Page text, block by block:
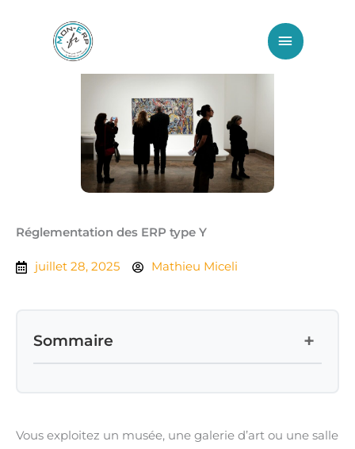
Menu
Réglementation des ERP type Y
juillet 28, 2025 Mathieu Miceli
Sommaire +
Vous exploitez un musée, une galerie d’art ou une salle